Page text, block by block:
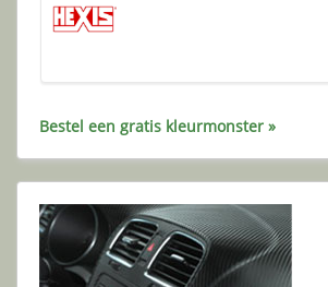
Bestel een gratis kleurmonster »